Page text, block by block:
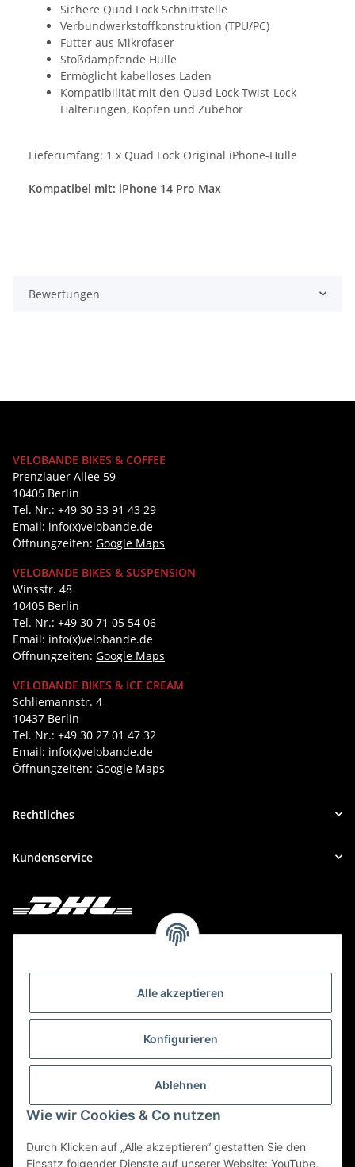
Alle akzeptieren
Konfigurieren
Ablehnen
Wie wir Cookies & Co nutzen
Durch Klicken auf „Alle akzeptieren“ gestatten Sie den
Einsatz folgender Dienste auf unserer Website: YouTube,
Sichere Quad Lock Schnittstelle
Verbundwerkstoffkonstruktion (TPU/PC)
Futter aus Mikrofaser
Stoßdämpfende Hülle
Ermöglicht kabelloses Laden
Kompatibilität mit den Quad Lock Twist-Lock
Halterungen, Köpfen und Zubehör
Lieferumfang: 1 x Quad Lock Original iPhone-Hülle
Kompatibel mit: iPhone 14 Pro Max
Bewertungen
VELOBANDE BIKES & COFFEE
Prenzlauer Allee 59
10405 Berlin
Tel. Nr.: +49 30 33 91 43 29
Email: info(x)velobande.de
Öffnungzeiten: Google Maps
VELOBANDE BIKES & SUSPENSION
Winsstr. 48
10405 Berlin
Tel. Nr.: +49 30 71 05 54 06
Email: info(x)velobande.de
Öffnungzeiten: Google Maps
VELOBANDE BIKES & ICE CREAM
Schliemannstr. 4
10437 Berlin
Tel. Nr.: +49 30 27 01 47 32
Email: info(x)velobande.de
Öffnungzeiten: Google Maps
Rechtliches
Kundenservice
Deine Bestellung versenden wir mit DHL!